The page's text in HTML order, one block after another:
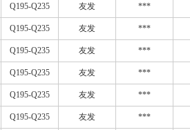
Q195-Q235 友发 ***
Q195-Q235 友发 ***
Q195-Q235 友发 ***
Q195-Q235 友发 ***
Q195-Q235 友发 ***
Q195-Q235 友发 ***